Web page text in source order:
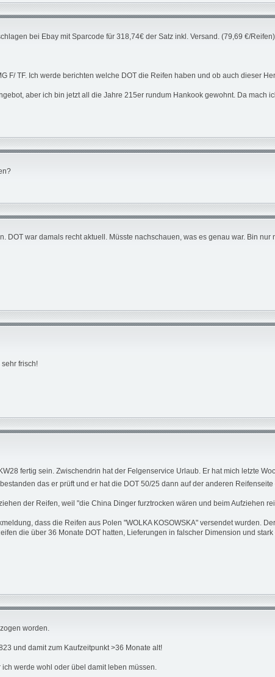
bei Ebay mit Sparcode für 318,74€ der Satz inkl. Versand. (79,69 €/Reifen)
F/ TF. Ich werde berichten welche DOT die Reifen haben und ob auch dieser
aber ich bin jetzt all die Jahre 215er rundum Hankook gewohnt. Da mach
DOT war damals recht aktuell. Müsste nachschauen, was es genau war. Bin
frisch!
fertig sein. Zwischendrin hat der Felgenservice Urlaub. Er hat mich letzte
das er prüft und er hat die DOT 50/25 dann auf der anderen
der Reifen, weil "die China Dinger furztrocken wären und beim Aufziehen
dass die Reifen aus Polen "WOLKA KOSOWSKA" versendet wurden.
die über 36 Monate DOT hatten, Lieferungen in falscher Dimension und
worden.
und damit zum Kaufzeitpunkt >36 Monate alt!
werde wohl oder übel damit leben müssen.